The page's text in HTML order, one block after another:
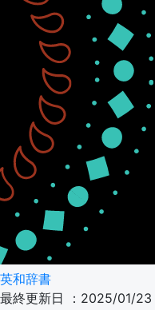
英和辞書
最終更新日 ：2025/01/23